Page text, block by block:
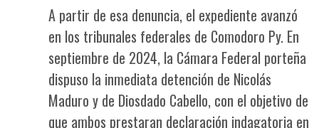
A partir de esa denuncia, el expediente avanzó
en los tribunales federales de Comodoro Py. En
septiembre de 2024, la Cámara Federal porteña
dispuso la inmediata detención de Nicolás
Maduro y de Diosdado Cabello, con el objetivo de
que ambos prestaran declaración indagatoria en